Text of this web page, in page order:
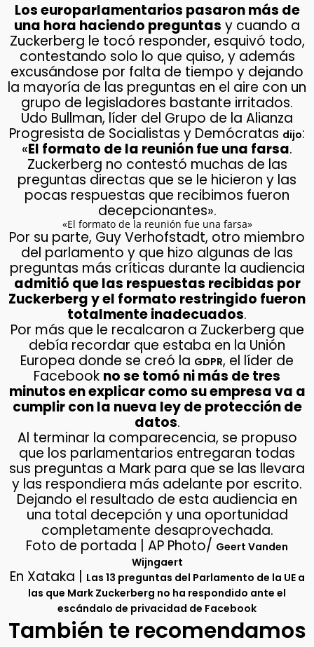
Los europarlamentarios pasaron más de
una hora haciendo preguntas y cuando a
Zuckerberg le tocó responder, esquivó todo,
contestando solo lo que quiso, y además
excusándose por falta de tiempo y dejando
la mayoría de las preguntas en el aire con un
grupo de legisladores bastante irritados.
Udo Bullman, líder del Grupo de la Alianza
Progresista de Socialistas y Demócratas dijo:
«El formato de la reunión fue una farsa.
Zuckerberg no contestó muchas de las
preguntas directas que se le hicieron y las
pocas respuestas que recibimos fueron
decepcionantes».
«El formato de la reunión fue una farsa»
Por su parte, Guy Verhofstadt, otro miembro
del parlamento y que hizo algunas de las
preguntas más críticas durante la audiencia
admitió que las respuestas recibidas por
Zuckerberg y el formato restringido fueron
totalmente inadecuados.
Por más que le recalcaron a Zuckerberg que
debía recordar que estaba en la Unión
Europea donde se creó la GDPR, el líder de
Facebook no se tomó ni más de tres
minutos en explicar como su empresa va a
cumplir con la nueva ley de protección de
datos.
Al terminar la comparecencia, se propuso
que los parlamentarios entregaran todas
sus preguntas a Mark para que se las llevara
y las respondiera más adelante por escrito.
Dejando el resultado de esta audiencia en
una total decepción y una oportunidad
completamente desaprovechada.
Foto de portada | AP Photo/ Geert Vanden
Wijngaert
En Xataka |
Las 13 preguntas del Parlamento de la UE a
las que Mark Zuckerberg no ha respondido ante el
escándalo de privacidad de Facebook
También te recomendamos